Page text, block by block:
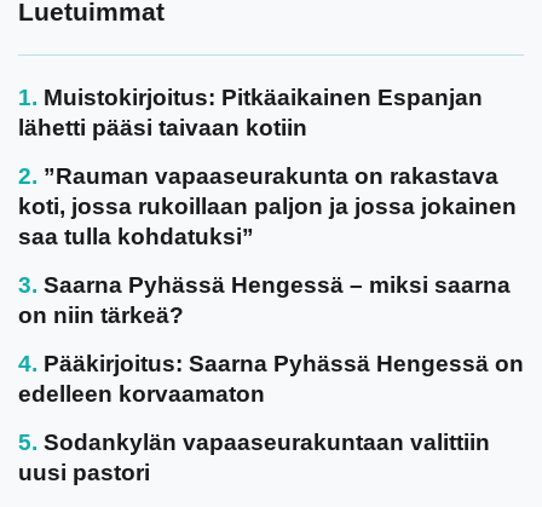
Luetuimmat
Muistokirjoitus: Pitkäaikainen Espanjan
lähetti pääsi taivaan kotiin
”Rauman vapaaseurakunta on rakastava
koti, jossa rukoillaan paljon ja jossa jokainen
saa tulla kohdatuksi”
Saarna Pyhässä Hengessä – miksi saarna
on niin tärkeä?
Pääkirjoitus: Saarna Pyhässä Hengessä on
edelleen korvaamaton
Sodankylän vapaaseurakuntaan valittiin
uusi pastori